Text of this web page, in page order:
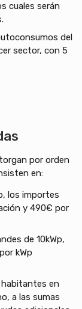
cuales serán
del
sector, con 5
por orden
en:
los importes
y 490€ por
de 10kWp,
kWp
habitantes en
a las sumas